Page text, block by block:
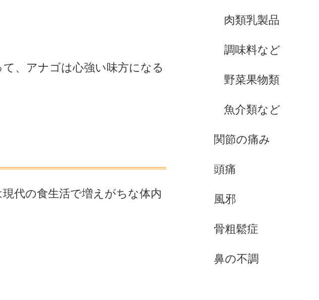
、アナゴは心強い味方になる
代の食生活で増えがちな体内
肉類乳製品
調味料など
野菜果物類
魚介類など
関節の痛み
頭痛
風邪
骨粗鬆症
鼻の不調